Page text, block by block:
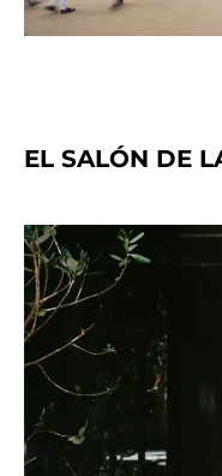
EL SALÓN DE